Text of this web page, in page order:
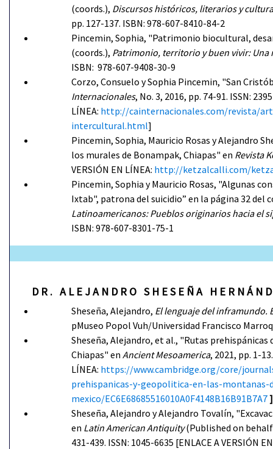
(coords.), Discursos históricos, literarios y
pp. 127-137. ISBN: 978-607-8410-84-2
Pincemin, Sophia, "Patrimonio biocultural,
(coords.), Patrimonio, territorio y buen vivir:
ISBN: 978-607-9408-30-9
Corzo, Consuelo y Sophia Pincemin, "San
Internacionales, No. 3, 2016, pp. 74-91. ISSN:
LÍNEA: http://cainternacionales.com/revista/
intercultural.html]
Pincemin, Sophia, Mauricio Rosas y Alejandro
los murales de Bonampak, Chiapas" en Revista
VERSIÓN EN LÍNEA: http://ketzalcalli.com/
Pincemin, Sophia y Mauricio Rosas, "Algunas
Ixtab", patrona del suicidio” en la página 32 del
Latinoamericanos: Pueblos originarios hacia el
ISBN: 978-607-8301-75-1
D R . A L E J A N D R O S H E S E Ñ A H E R N Á N
Sheseña, Alejandro, El lenguaje del inframundo.
pMuseo Popol Vuh/Universidad Francisco
Sheseña, Alejandro, et al., "Rutas
Chiapas" en Ancient Mesoamerica, 2021, pp. 1-
LÍNEA: https://www.cambridge.org/core/
prehispanicas-y-geopolitica-en-las-
mexico/EC6E68685516010A0F4148B16B91B7A7]
Sheseña, Alejandro y Alejandro Tovalín,
en Latin American Antiquity(Published on
431-439. ISSN: 1045-6635 [ENLACE A VERSIÓN